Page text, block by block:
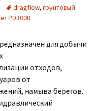
dragflow, грунтовый
PD3000
для добычи
отходов,
от
намыва берегов.